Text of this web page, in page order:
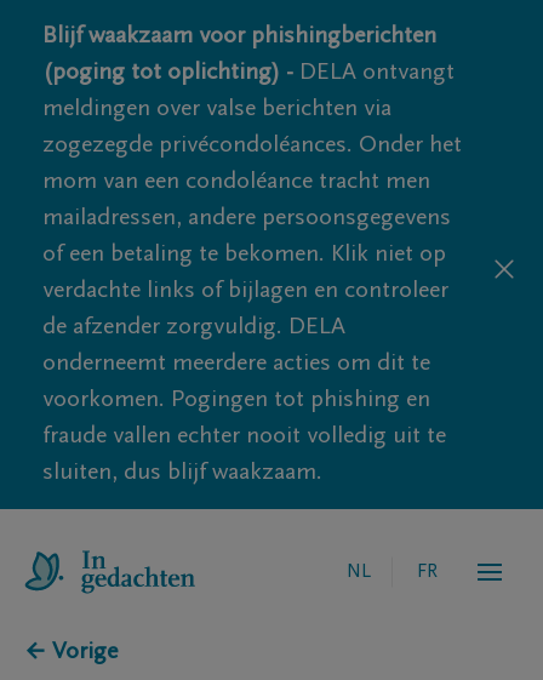
Blijf waakzaam voor phishingberichten
(poging tot oplichting) - DELA ontvangt
meldingen over valse berichten via
zogezegde privécondoléances. Onder het
mom van een condoléance tracht men
mailadressen, andere persoonsgegevens
of een betaling te bekomen. Klik niet op
verdachte links of bijlagen en controleer
de afzender zorgvuldig. DELA
onderneemt meerdere acties om dit te
voorkomen. Pogingen tot phishing en
fraude vallen echter nooit volledig uit te
sluiten, dus blijf waakzaam.
NL FR
← Vorige